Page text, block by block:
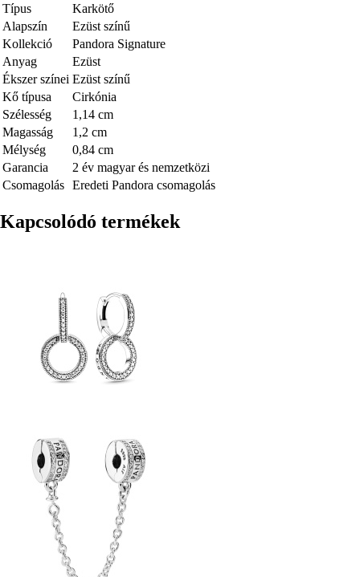
Típus
Karkötő
Alapszín
Ezüst színű
Kollekció
Pandora Signature
Anyag
Ezüst
Ékszer színei Ezüst színű
Kő típusa
Cirkónia
Szélesség
1,14 cm
Magasság
1,2 cm
Mélység
0,84 cm
Garancia
2 év magyar és nemzetközi
Csomagolás Eredeti Pandora csomagolás
Kapcsolódó termékek